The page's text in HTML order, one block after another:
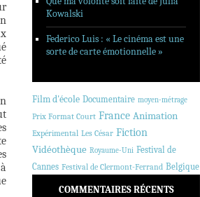
Kowalski
Federico Luis : « Le cinéma est une
sorte de carte émotionnelle »
Film d'école Documentaire moyen-métrage
Prix Format Court France Animation
Expérimental Les César Fiction
Vidéothèque Royaume-Uni Festival de
Cannes Festival de Clermont-Ferrand Belgique
COMMENTAIRES RÉCENTS